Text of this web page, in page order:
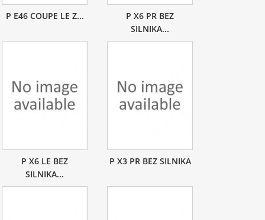
P E46 COUPE LE Z...
P X6 PR BEZ
SILNIKA...
P X6 LE BEZ
SILNIKA...
P X3 PR BEZ SILNIKA